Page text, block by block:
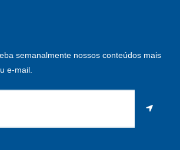
semanalmente nossos conteúdos mais
e-mail.